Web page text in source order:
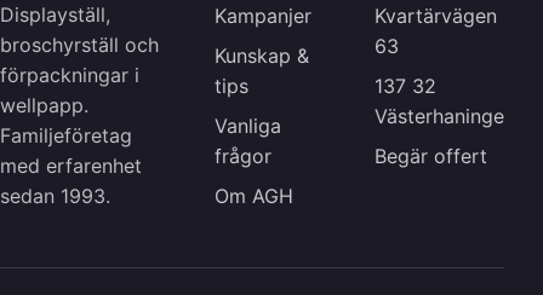
Displayställ,
broschyrställ och
förpackningar i
wellpapp.
Familjeföretag
med erfarenhet
sedan 1993.
Kampanjer
Kunskap &
tips
Vanliga
frågor
Om AGH
Kvartärvägen
63
137 32
Västerhaninge
Begär offert